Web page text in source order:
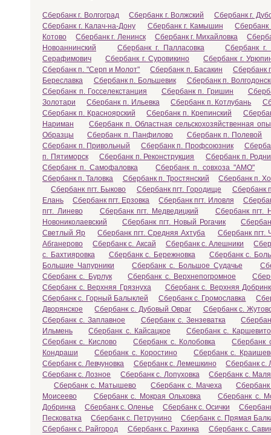
Сбербанк г. Волгоград Сбербанк г. Волжский
Сбербанк г.
Сбербанк г. Калач-на-Дону
Сбербанк г. Камышин
Сбербанк
Котово
Сбербанк г. Ленинск Сбербанк г. Михайловка
Новоаннинский
Сбербанк г. Палласовка
Сбербанк
Серафимович
Сбербанк г. Суровикино
Сбербанк г.
Сбербанк п. "Серп и Молот"
Сбербанк п. Басакин
Сбербанк
Береславка
Сбербанк п. Большевик
Сбербанк п.
Сбербанк п. Госселекстанция
Сбербанк п. Гришин
Золотари
Сбербанк п. Ильевка Сбербанк п. Котлубань
Сбербанк п. Красноярский
Сбербанк п. Крепинский
Нариман
Сбербанк п. Областная сельскохозяйственная
Образцы
Сбербанк п. Панфилово
Сбербанк п. Полевой
Сбербанк п. Привольный
Сбербанк п. Профсоюзник
п. Пятиморск
Сбербанк п. Реконструкция
Сбербанк п.
Сбербанк п. Самофаловка
Сбербанк п. совхоза "АМО"
Сбербанк п. Таловка
Сбербанк п. Тростянский
Сбербанк п.
Сбербанк пгт. Быково
Сбербанк пгт. Городище
Сбербанк
Елань
Сбербанк пгт. Ерзовка Сбербанк пгт. Иловля
пгт. Линево
Сбербанк пгт. Медведицкий
Сбербанк пгт.
Новониколаевский
Сбербанк пгт. Новый Рогачик
Светлый Яр
Сбербанк пгт. Средняя Ахтуба
Сбербанк пгт.
Абганерово
Сбербанк с. Аксай Сбербанк с. Алешники
с. Бахтияровка
Сбербанк с. Бережновка
Сбербанк с.
Большие Чапурники
Сбербанк с. Большое Судачье
Сбербанк с. Бурлук
Сбербанк с. Верхнепогромное
Сбербанк с. Верхняя Грязнуха
Сбербанк с. Верхняя
Сбербанк с. Горный Балыклей
Сбербанк с. Громославка
Дворянское
Сбербанк с. Дубовый Овраг
Сбербанк с.
Сбербанк с. Заплавное
Сбербанк с. Зензеватка
Ильмень
Сбербанк с. Кайсацкое
Сбербанк с.
Сбербанк с. Кислово
Сбербанк с. Колобовка
Сбербанк
Кондраши
Сбербанк с. Коростино
Сбербанк с.
Сбербанк с. Левчуновка
Сбербанк с. Лемешкино
Сбербанк с.
Сбербанк с. Лозное
Сбербанк с. Лопуховка
Сбербанк с.
Сбербанк с. Матышево
Сбербанк с. Мачеха
Моисеево
Сбербанк с. Мокрая Ольховка
Сбербанк с.
Добринка
Сбербанк с. Оленье Сбербанк с. Осички
Песковатка
Сбербанк с. Петрунино
Сбербанк с. Прямая
Сбербанк с. Райгород
Сбербанк с. Рахинка
Сбербанк с.